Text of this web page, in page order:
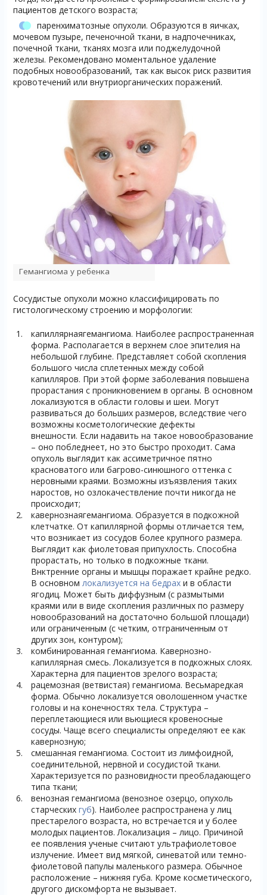
пациентов детского возраста;
паренхиматозные опухоли. Образуются в яичках,
мочевом пузыре, печеночной ткани, в надпочечниках,
почечной ткани, тканях мозга или поджелудочной
железы. Рекомендовано моментальное удаление
подобных новообразований, так как высок риск развития
кровотечений или внутриорганических поражений.
Гемангиома у ребенка
Сосудистые опухоли можно классифицировать по
гистологическому строению и морфологии:
капиллярнаягемангиома. Наиболее распространенная
форма. Располагается в верхнем слое эпителия на
небольшой глубине. Представляет собой скопления
большого числа сплетенных между собой
капилляров. При этой форме заболевания повышена
прорастания с проникновением в органы. В основном
локализуются в области головы и шеи. Могут
развиваться до больших размеров, вследствие чего
возможны косметологические дефекты
внешности. Если надавить на такое новообразование
– оно побледнеет, но это быстро проходит. Сама
опухоль выглядит как ассиметричное пятно
красноватого или багрово-синюшного оттенка с
неровными краями. Возможны изъязвления таких
наростов, но озлокачествление почти никогда не
происходит;
кавернознаягемангиома. Образуется в подкожной
клетчатке. От капиллярной формы отличается тем,
что возникает из сосудов более крупного размера.
Выглядит как фиолетовая припухлость. Способна
прорастать, но только в подкожные ткани.
Внктренние органы и мышцы поражает крайне редко.
В основном локализуется на бедрахи в области
ягодиц. Может быть диффузным (с размытыми
краями или в виде скопления различных по размеру
новообразований на достаточно большой площади)
или ограниченным (с четким, отграниченным от
других зон, контуром);
комбинированная гемангиома. Кавернозно-
капиллярная смесь. Локализуется в подкожных слоях.
Характерна для пациентов зрелого возраста;
рацемозная (ветвистая) гемангиома. Весьмаредкая
форма. Обычно локализуется оволошенном участке
головы и на конечностях тела. Структура –
переплетающиеся или вьющиеся кровеносные
сосуды. Чаще всего специалисты определяют ее как
кавернозную;
смешанная гемангиома. Состоит из лимфоидной,
соединительной, нервной и сосудистой ткани.
Характеризуется по разновидности преобладающего
типа ткани;
венозная гемангиома (венозное озерцо, опухоль
старческих губ). Наиболее распространена у лиц
престарелого возраста, но встречается и у более
молодых пациентов. Локализация – лицо. Причиной
ее появления ученые считают ультрафиолетовое
излучение. Имеет вид мягкой, синеватой или темно-
фиолетовой папулы маленького размера. Обычное
расположение – нижняя губа. Кроме косметического,
другого дискомфорта не вызывает.